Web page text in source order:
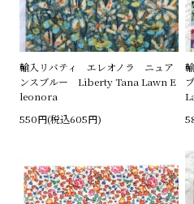
輸入リバティ エレオノラ ニュア
ンスブルー Liberty Tana Lawn E
leonora
550円(税込605円)